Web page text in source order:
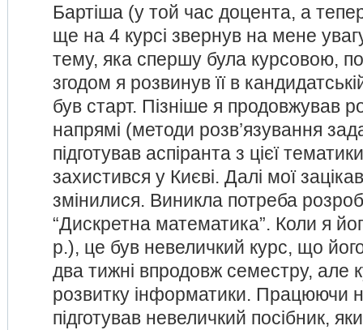
Бартіша (у той час доцента, а
ще на 4 курсі звернув на мене
тему, яка спершу була курсовою,
згодом я розвинув її в
був старт. Пізніше я продовжував
напрямі (методи розв’язування
підготував аспіранта з цієї
захистився у Києві. Далі мої
змінилися. Виникла потреба
“Дискретна математика”. Коли я
р.), це був невеличкий курс, що
два тижні впродовж семестру, але
розвитку інформатики. Працюючи
підготував невеличкий посібник,